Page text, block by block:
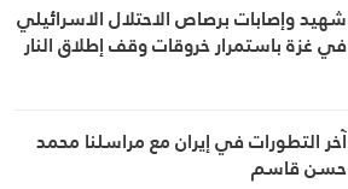
شهيد وإصابات برصاص الاحتلال الاسرائيلي
في غزة باستمرار خروقات وقف إطلاق النار
آخر التطورات في إيران مع مراسلنا محمد
حسن قاسم